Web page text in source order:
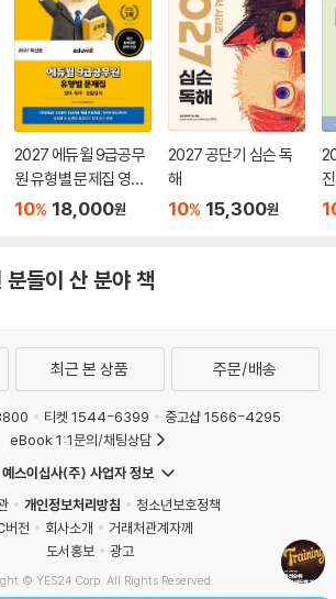
2027 에듀윌 9급공무
원 유형별 문제집 영어
독해·생활영어
10% 18,000원
2027 공단기 심슨 독
해
10% 15,300원
들이 산 분야 책
최근 본 상품 주문/배송
티켓 1544-6399
중고샵 1566-4295
eBook 1:1문의/채팅상담
예스이십사(주) 사업자 정보
개인정보처리방침
청소년보호정책
버전
회사소개
거래처관계자께
도서홍보
광고
© YES24 Corp. All Rights Reserved.